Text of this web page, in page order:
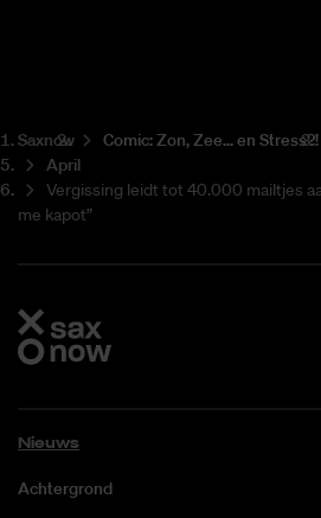
Saxnow Co­mic: Zon, Zee... en Stress?!
April
Vergissing leidt tot 40.000 mailtjes
me kapot”
Nieuws
Achtergrond